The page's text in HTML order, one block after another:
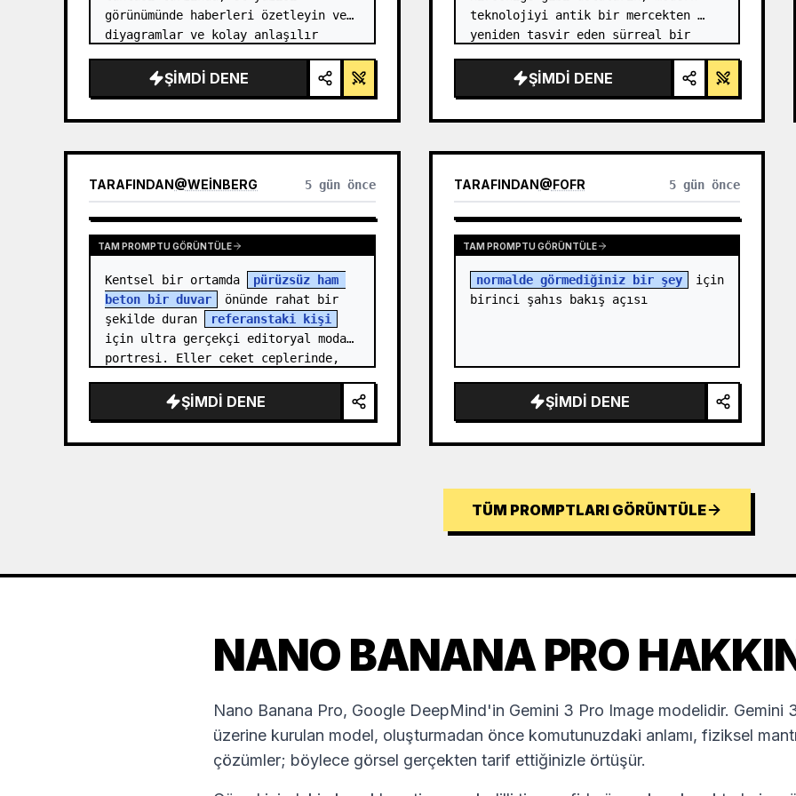
görünümünde haberleri özetleyin ve
diyagramlar ve kolay anlaşılır
ŞIMDI DENE
teknolojiyi antik bir mercekten
yeniden tasvir eden sürreal bir
ŞIMDI DENE
TARAFINDAN@WEINBERG 5 gün önce
TAM PROMPTU GÖRÜNTÜLE
Kentsel bir ortamda
pürüzsüz ham
beton bir duvar
önünde rahat bir
şekilde duran
referanstaki kişi
için ultra gerçekçi editoryal moda
portresi. Eller ceket ceplerinde,
ŞIMDI DENE
TARAFINDAN@FOFR 5 gün önce
TAM PROMPTU GÖRÜNTÜLE
normalde görmediğiniz bir şey
için
birinci şahıs bakış açısı
ŞIMDI DENE
TÜM PROMPTLARI GÖRÜNTÜLE
NANO BANANA PRO
Nano Banana Pro, Google DeepMind'in Gemini 3 Pro Image modelidir. Gemini 3
üzerine kurulan model, oluşturmadan önce komutunuzdaki anlamı, fiziksel
çözümler; böylece görsel gerçekten tarif ettiğinizle örtüşür.